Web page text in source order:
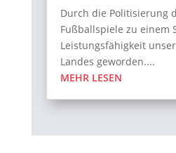
Durch die Politisierung
Fußballspiele zu einem
Leistungsfähigkeit
Landes geworden....
MEHR LESEN